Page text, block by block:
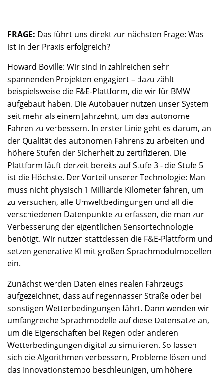
FRAGE: Das führt uns direkt zur nächsten Frage: Was
ist in der Praxis erfolgreich?
Howard Boville: Wir sind in zahlreichen sehr
spannenden Projekten engagiert – dazu zählt
beispielsweise die F&E-Plattform, die wir für BMW
aufgebaut haben. Die Autobauer nutzen unser System
seit mehr als einem Jahrzehnt, um das autonome
Fahren zu verbessern. In erster Linie geht es darum, an
der Qualität des autonomen Fahrens zu arbeiten und
höhere Stufen der Sicherheit zu zertifizieren. Die
Plattform läuft derzeit bereits auf Stufe 3 - die Stufe 5
ist die Höchste. Der Vorteil unserer Technologie: Man
muss nicht physisch 1 Milliarde Kilometer fahren, um
zu versuchen, alle Umweltbedingungen und all die
verschiedenen Datenpunkte zu erfassen, die man zur
Verbesserung der eigentlichen Sensortechnologie
benötigt. Wir nutzen stattdessen die F&E-Plattform und
setzen generative KI mit großen Sprachmodulmodellen
ein.
Zunächst werden Daten eines realen Fahrzeugs
aufgezeichnet, dass auf regennasser Straße oder bei
sonstigen Wetterbedingungen fährt. Dann wenden wir
umfangreiche Sprachmodelle auf diese Datensätze an,
um die Eigenschaften bei Regen oder anderen
Wetterbedingungen digital zu simulieren. So lassen
sich die Algorithmen verbessern, Probleme lösen und
das Innovationstempo beschleunigen, um höhere